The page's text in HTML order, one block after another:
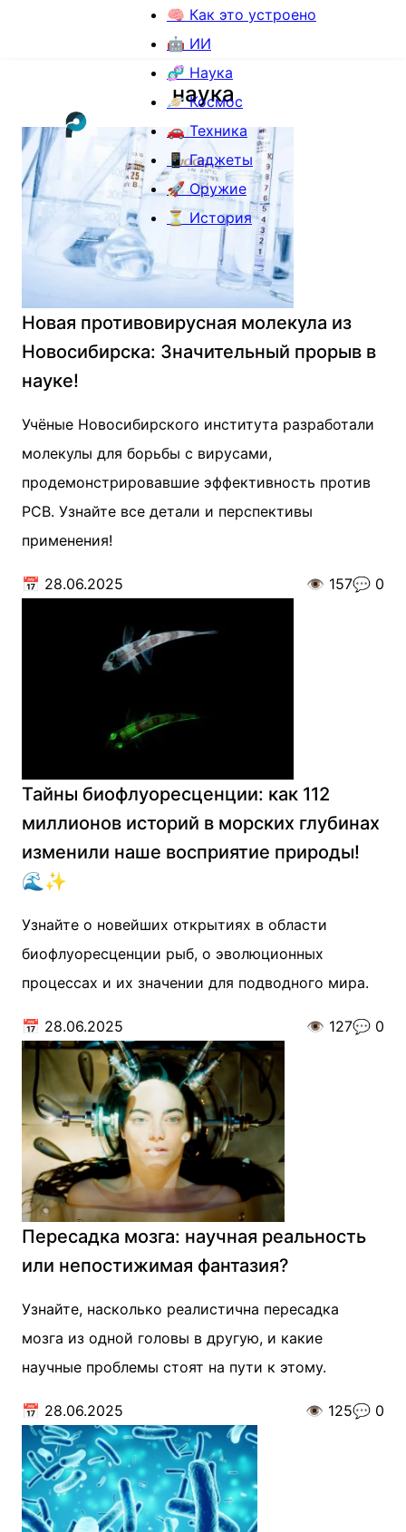
🧠 Как это устроено
🤖 ИИ
🧬 Наука
🪐 Космос
🚗 Техника
📱 Гаджеты
🚀 Оружие
⏳ История
наука
Новая противовирусная молекула из
Новосибирска: Значительный прорыв в
науке!
Учёные Новосибирского института разработали
молекулы для борьбы с вирусами,
продемонстрировавшие эффективность против
РСВ. Узнайте все детали и перспективы
применения!
📅 28.06.2025 👁️ 157💬 0
Тайны биофлуоресценции: как 112
миллионов историй в морских глубинах
изменили наше восприятие природы!
🌊✨
Узнайте о новейших открытиях в области
биофлуоресценции рыб, о эволюционных
процессах и их значении для подводного мира.
📅 28.06.2025 👁️ 127💬 0
Пересадка мозга: научная реальность
или непостижимая фантазия?
Узнайте, насколько реалистична пересадка
мозга из одной головы в другую, и какие
научные проблемы стоят на пути к этому.
📅 28.06.2025 👁️ 125💬 0